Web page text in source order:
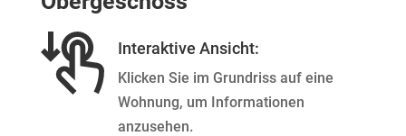
Interaktive Ansicht:
Klicken Sie im Grundriss auf eine
Wohnung, um Informationen
anzusehen.